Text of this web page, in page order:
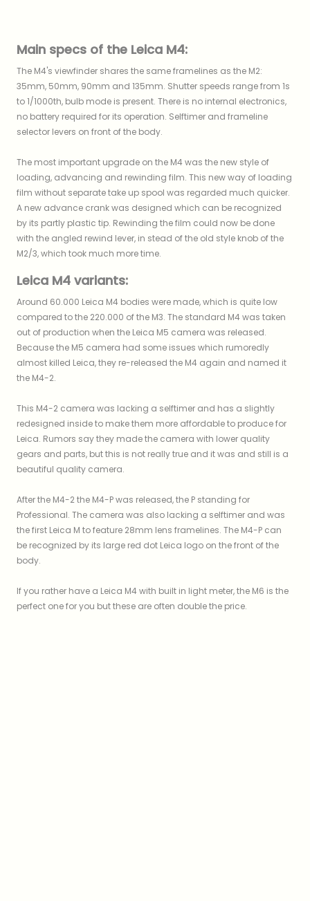
Main specs of the Leica M4:
The M4's viewfinder shares the same framelines as the M2:
35mm, 50mm, 90mm and 135mm. Shutter speeds range from 1s
to 1/1000th, bulb mode is present. There is no internal electronics,
no battery required for its operation. Selftimer and frameline
selector levers on front of the body.
The most important upgrade on the M4 was the new style of
loading, advancing and rewinding film. This new way of loading
film without separate take up spool was regarded much quicker.
A new advance crank was designed which can be recognized
by its partly plastic tip. Rewinding the film could now be done
with the angled rewind lever, in stead of the old style knob of the
M2/3, which took much more time.
Leica M4 variants:
Around 60.000 Leica M4 bodies were made, which is quite low
compared to the 220.000 of the M3. The standard M4 was taken
out of production when the Leica M5 camera was released.
Because the M5 camera had some issues which rumoredly
almost killed Leica, they re-released the M4 again and named it
the M4-2.
This M4-2 camera was lacking a selftimer and has a slightly
redesigned inside to make them more affordable to produce for
Leica. Rumors say they made the camera with lower quality
gears and parts, but this is not really true and it was and still is a
beautiful quality camera.
After the M4-2 the M4-P was released, the P standing for
Professional. The camera was also lacking a selftimer and was
the first Leica M to feature 28mm lens framelines. The M4-P can
be recognized by its large red dot Leica logo on the front of the
body.
If you rather have a Leica M4 with built in light meter, the M6 is the
perfect one for you but these are often double the price.